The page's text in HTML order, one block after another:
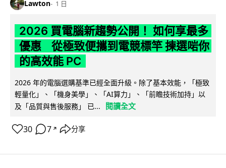
Lawton 1 日
2026 買電腦新趨勢公開！ 如何享最多
優惠 從極致便攜到電競標竿 揀選啱你
的高效能 PC
2026 年的電腦選購基準已經全面升級。除了基本效能，「極致
輕量化」、「機身美學」、「AI算力」、「前瞻技術加持」以
及「品質與售後服務」 已...
閱讀全文
30 7 ↗ 分享